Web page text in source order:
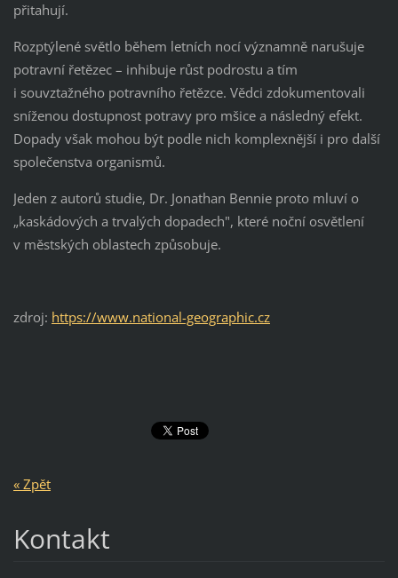
přitahují.
Rozptýlené světlo během letních nocí významně narušuje
potravní řetězec – inhibuje růst podrostu a tím
i souvztažného potravního řetězce. Vědci zdokumentovali
sníženou dostupnost potravy pro mšice a následný efekt.
Dopady však mohou být podle nich komplexnější i pro další
společenstva organismů.
Jeden z autorů studie, Dr. Jonathan Bennie proto mluví o
„kaskádových a trvalých dopadech", které noční osvětlení
v městských oblastech způsobuje.
zdroj: https://www.national-geographic.cz
« Zpět
Kontakt